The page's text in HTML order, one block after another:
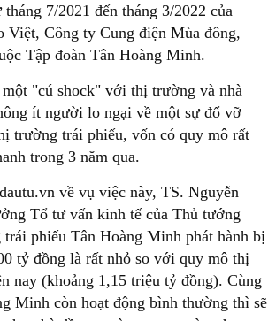
7/2021 đến tháng 3/2022 của
Việt, Công ty Cung điện Mùa đông,
Tập đoàn Tân Hoàng Minh.
"cú shock" với thị trường và nhà
ít người lo ngại về một sự đổ vỡ
trường trái phiếu, vốn có quy mô rất
trong 3 năm qua.
về vụ việc này, TS. Nguyễn
Tổ tư vấn kinh tế của Thủ tướng
phiếu Tân Hoàng Minh phát hành bị
tỷ đồng là rất nhỏ so với quy mô thị
nay (khoảng 1,15 triệu tỷ đồng). Cùng
Minh còn hoạt động bình thường thì sẽ